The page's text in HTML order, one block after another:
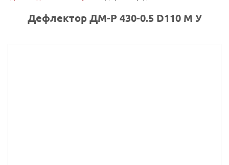
Дефлектор ДМ-Р 430-0.5 D110 М У